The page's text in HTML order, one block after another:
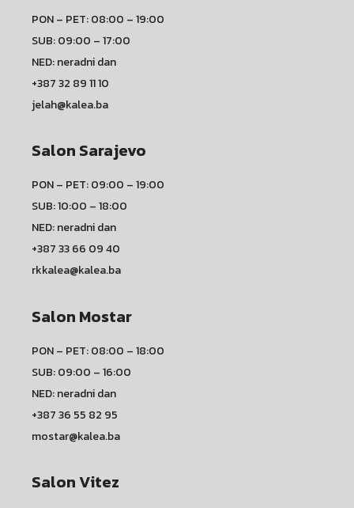
PON – PET: 08:00 – 19:00
SUB: 09:00 – 17:00
NED: neradni dan
+387 32 89 11 10
jelah@kalea.ba
Salon Sarajevo
PON – PET: 09:00 – 19:00
SUB: 10:00 – 18:00
NED: neradni dan
+387 33 66 09 40
rkkalea@kalea.ba
Salon Mostar
PON – PET: 08:00 – 18:00
SUB: 09:00 – 16:00
NED: neradni dan
+387 36 55 82 95
mostar@kalea.ba
Salon Vitez